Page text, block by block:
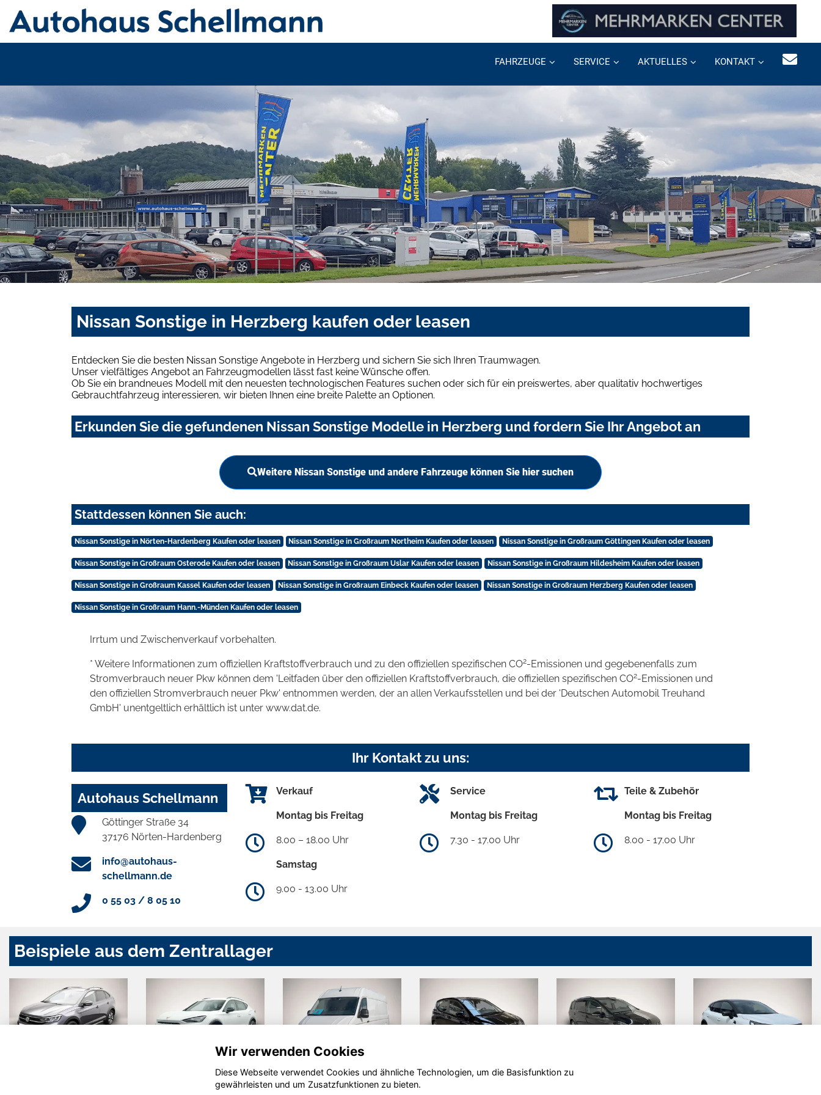
FAHRZEUGE SERVICE AKTUELLES KONTAKT
Nissan Sonstige in Herzberg kaufen oder leasen
Entdecken Sie die besten Nissan Sonstige Angebote in Herzberg und sichern Sie sich Ihren Traumwagen.
Unser vielfältiges Angebot an Fahrzeugmodellen lässt fast keine Wünsche offen.
Ob Sie ein brandneues Modell mit den neuesten technologischen Features suchen oder sich für ein preiswertes, aber qualitativ hochwertiges
Gebrauchtfahrzeug interessieren, wir bieten Ihnen eine breite Palette an Optionen.
Erkunden Sie die gefundenen Nissan Sonstige Modelle in Herzberg und fordern Sie Ihr Angebot an
Weitere Nissan Sonstige und andere Fahrzeuge können Sie hier suchen
Stattdessen können Sie auch:
Nissan Sonstige in Nörten-Hardenberg Kaufen oder leasen Nissan Sonstige in Großraum Northeim Kaufen oder leasen Nissan Sonstige in Großraum Göttingen Kaufen oder leasen
Nissan Sonstige in Großraum Osterode Kaufen oder leasen Nissan Sonstige in Großraum Uslar Kaufen oder leasen Nissan Sonstige in Großraum Hildesheim Kaufen oder leasen
Nissan Sonstige in Großraum Kassel Kaufen oder leasen Nissan Sonstige in Großraum Einbeck Kaufen oder leasen Nissan Sonstige in Großraum Herzberg Kaufen oder leasen
Nissan Sonstige in Großraum Hann.-Münden Kaufen oder leasen
Irrtum und Zwischenverkauf vorbehalten.
* Weitere Informationen zum offiziellen Kraftstoffverbrauch und zu den offiziellen spezifischen CO2-Emissionen und gegebenenfalls zum
Stromverbrauch neuer Pkw können dem 'Leitfaden über den offiziellen Kraftstoffverbrauch, die offiziellen spezifischen CO2-Emissionen und
den offiziellen Stromverbrauch neuer Pkw' entnommen werden, der an allen Verkaufsstellen und bei der 'Deutschen Automobil Treuhand
GmbH' unentgeltlich erhältlich ist unter www.dat.de.
Ihr Kontakt zu uns:
Autohaus Schellmann
Göttinger Straße 34
37176 Nörten-Hardenberg
info@autohaus-
schellmann.de
0 55 03 / 8 05 10
Verkauf
Montag bis Freitag
8.00 – 18.00 Uhr
Samstag
9.00 - 13.00 Uhr
Service
Montag bis Freitag
7.30 - 17.00 Uhr
Teile & Zubehör
Montag bis Freitag
8.00 - 17.00 Uhr
Beispiele aus dem Zentrallager
Volkswagen Hyundai i10
Wir verwenden Cookies
Diese Webseite verwendet Cookies und ähnliche Technologien, um die Basisfunktion zu
gewährleisten und um Zusatzfunktionen zu bieten.